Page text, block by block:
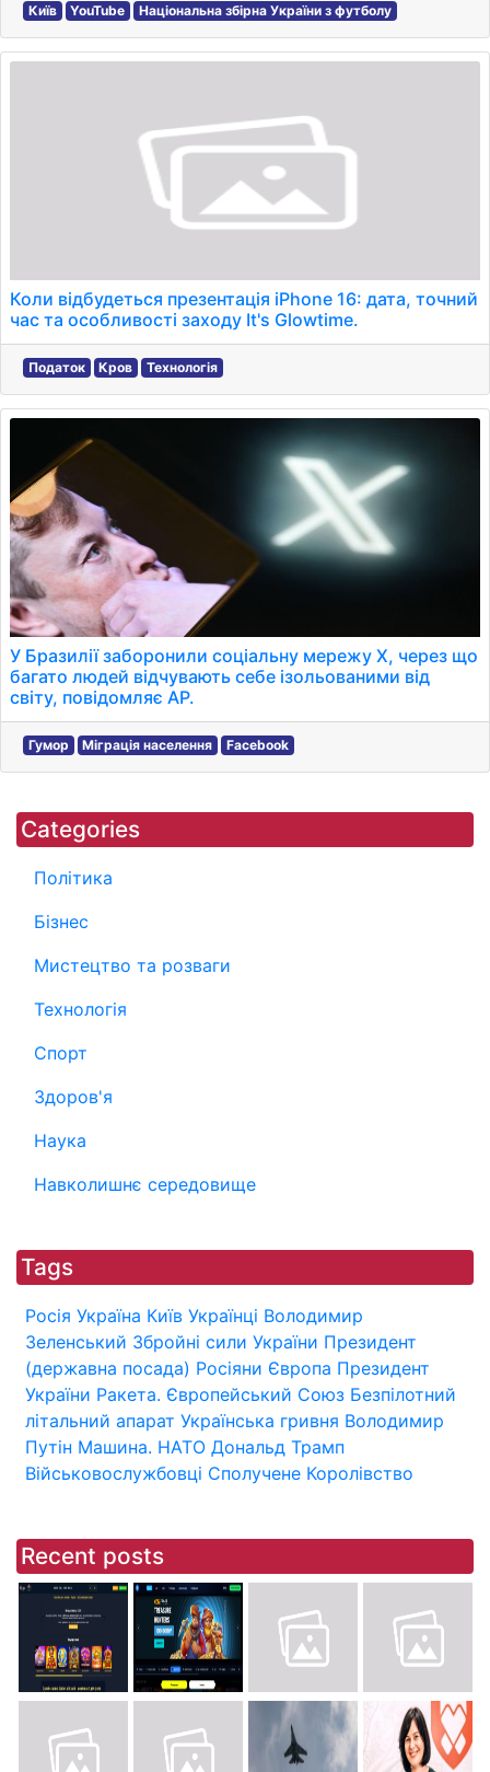
Київ YouTube Національна збірна України з футболу
Коли відбудеться презентація iPhone 16: дата, точний
час та особливості заходу It's Glowtime.
Податок Кров Технологія
У Бразилії заборонили соціальну мережу Х, через що
багато людей відчувають себе ізольованими від
світу, повідомляє AP.
Гумор Міграція населення Facebook
Categories
Політика
Бізнес
Мистецтво та розваги
Технологія
Спорт
Здоров'я
Наука
Навколишнє середовище
Tags
Росія Україна Київ Українці Володимир
Зеленський Збройні сили України Президент
(державна посада) Росіяни Європа Президент
України Ракета. Європейський Союз Безпілотний
літальний апарат Українська гривня Володимир
Путін Машина. НАТО Дональд Трамп
Військовослужбовці Сполучене Королівство
Recent posts